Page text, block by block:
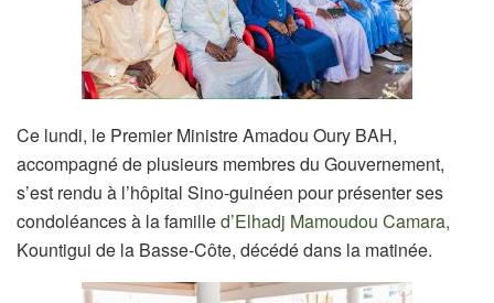
Ce lundi, le Premier Ministre Amadou Oury BAH,
accompagné de plusieurs membres du Gouvernement,
s’est rendu à l’hôpital Sino-guinéen pour présenter ses
condoléances à la familled’Elhadj Mamoudou Camara,
Kountigui de la Basse-Côte, décédé dans la matinée.